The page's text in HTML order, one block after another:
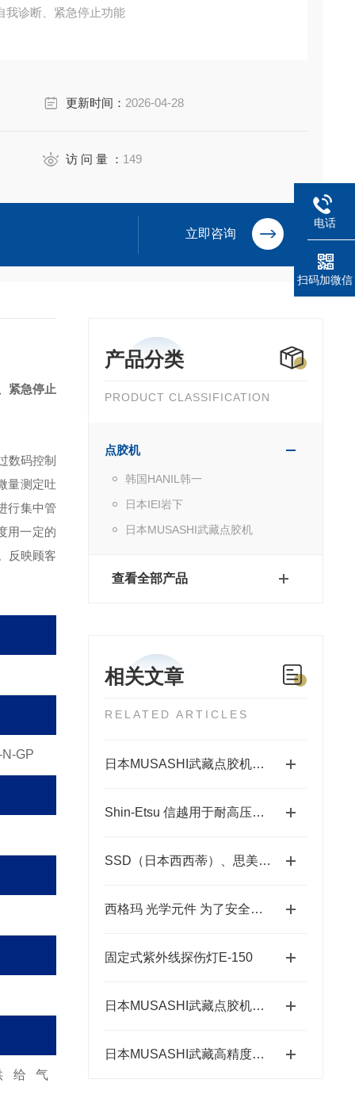
我诊断、紧急停止功能
更新时间： 2026-04-28
访 问 量 ： 149
立即咨询
产品分类
PRODUCT CLASSIFICATION
点胶机
韩国HANIL韩一
日本IEI岩下
日本MUSASHI武藏点胶机
查看全部产品
相关文章
RELATED ARTICLES
日本MUSASHI武藏点胶机的优势体现在多个维度中
Shin-Etsu 信越用于耐高压和高耐热器件涂层的硅树脂
SSD（日本西西蒂）、思美高（SIMCO）和春日（KASUGA）三个品牌的防静电产品
西格玛 光学元件 为了安全使用激光 注意事项
固定式紫外线探伤灯E-150
日本MUSASHI武藏点胶机的主要优势体现在三个方面
日本MUSASHI武藏高精度点胶机功能*
紧急停止
数码控制
量测定吐
行集中管
用一定的
反映顾客
GP
给气
电话
扫码加微信